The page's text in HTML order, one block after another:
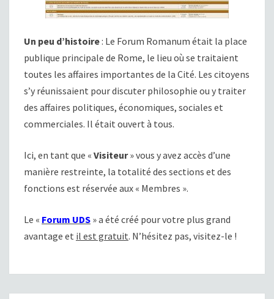
Un peu d’histoire: Le Forum Romanum était la place
publique principale de Rome, le lieu où se traitaient
toutes les affaires importantes de la Cité. Les citoyens
s’y réunissaient pour discuter philosophie ou y traiter
des affaires politiques, économiques, sociales et
commerciales. Il était ouvert à tous.
Ici, en tant que « Visiteur» vous y avez accès d’une
manière restreinte, la totalité des sections et des
fonctions est réservée aux « Membres ».
Le « Forum UDS » a été créé pour votre plus grand
avantage et il est gratuit. N’hésitez pas, visitez-le !